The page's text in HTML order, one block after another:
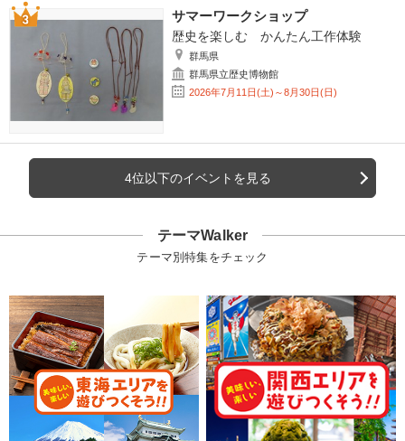
サマーワークショップ
歴史を楽しむ かんたん工作体験
群馬県
群馬県立歴史博物館
2026年7月11日(土)～8月30日(日)
4位以下のイベントを見る
テーマWalker
テーマ別特集をチェック